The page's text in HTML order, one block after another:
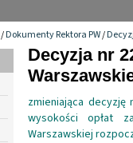
/Dokumenty Rektora PW/
Decyzja nr
zmieniająca decyzję
wysokości opłat
Warszawskiej